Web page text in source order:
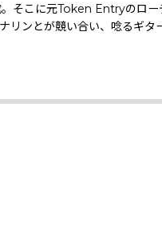
こに元Token Entryのロ
リンとが競い合い、唸る